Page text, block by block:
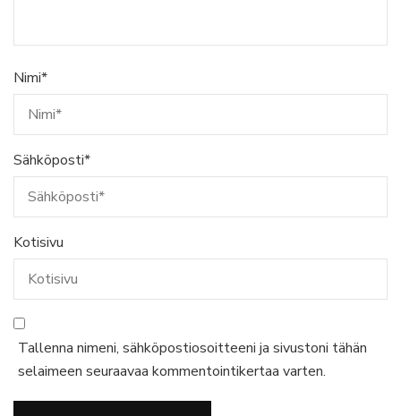
Nimi*
Sähköposti*
Kotisivu
Tallenna nimeni, sähköpostiosoitteeni ja sivustoni tähän
selaimeen seuraavaa kommentointikertaa varten.